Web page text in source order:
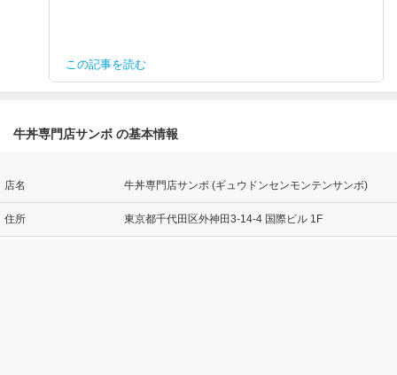
この記事を読む
牛丼専門店サンボ の基本情報
店名 牛丼専門店サンボ (ギュウドンセンモンテンサンボ)
住所 東京都千代田区外神田3-14-4 国際ビル 1F